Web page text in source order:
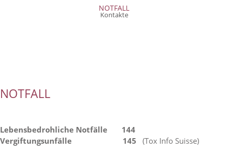
NOTFALL
Kontakte
NOTFALL
Lebensbedrohliche Notfälle 144
Vergiftungsunfälle 145 (Tox Info Suisse)